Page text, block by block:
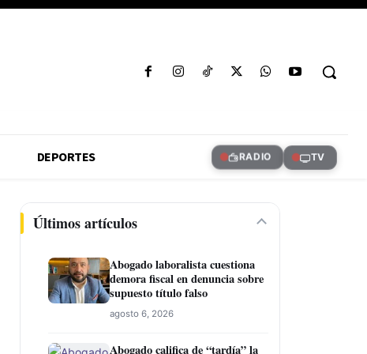
DEPORTES RADIO TV
Últimos artículos
Abogado laboralista cuestiona
demora fiscal en denuncia sobre
supuesto título falso
agosto 6, 2026
Abogado califica de “tardía” la